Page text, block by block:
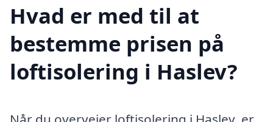
Hvad er med til at
bestemme prisen på
loftisolering i Haslev?